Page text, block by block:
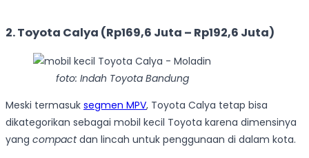
2. Toyota Calya (Rp169,6 Juta – Rp192,6 Juta)
foto: Indah Toyota Bandung
Meski termasuk segmen MPV, Toyota Calya tetap bisa
dikategorikan sebagai mobil kecil Toyota karena dimensinya
yang compactdan lincah untuk penggunaan di dalam kota.